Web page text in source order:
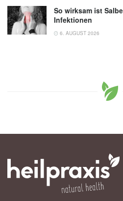
So wirksam ist
Infektionen
6. AUGUST 2026